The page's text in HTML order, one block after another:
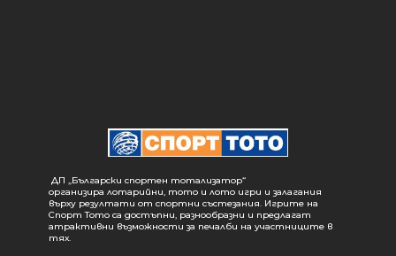
ДП „Български спортен тотализатор“
организира лотарийни, тото и лото игри и залагания
върху резултати от спортни състезания. Игрите на
Спорт Тото са достъпни, разнообразни и предлагат
атрактивни възможности за печалби на участниците в
тях.